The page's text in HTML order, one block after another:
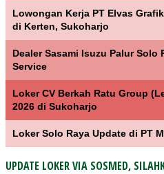
Lowongan Kerja PT Elvas
di Kerten, Sukoharjo
Dealer Sasami Isuzu Palur Solo
Service
Loker CV Berkah Ratu Group
2026 di Sukoharjo
Loker Solo Raya Update di PT
UPDATE LOKER VIA SOSMED,